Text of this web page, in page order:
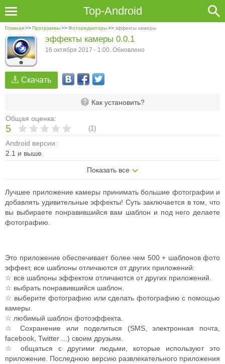
Top-Android
Главная>>Программы>>Фоторедакторы>>эффекты камеры
Скачать
Как установить?
Общая оценка:
5 (1)
Android версии:
2.1 и выше
Показать все
эффекты камеры 0.0.1
16 октября 2017 - 1:00. Обновлено
Лучшее приложение камеры принимать большие фотографии и
добавлять удивительные эффекты! Суть заключается в том, что
вы выбираете понравившийся вам шаблон и под него делаете
фотографию.
Это приложение обеспечивает более чем 500 + шаблонов фото
эффект, все шаблоны отличаются от других приложений:
☆ все шаблоны эффектом отличаются от других приложений.
☆ выбрать понравившийся шаблон.
☆ выберите фотографию или сделать фотографию с помощью
камеры.
☆ любимый шаблон фотоэффекта.
☆ Сохранение или поделиться (SMS, электронная почта,
facebook, Twitter ...) своим друзьям.
☆ общаться с другими людьми, которые используют это
приложение. Последнюю версию развлекательного приложения